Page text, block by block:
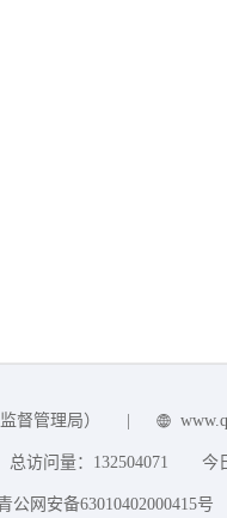
督管理局）
总访问量： 132504071 今
公网安备63010402000415号